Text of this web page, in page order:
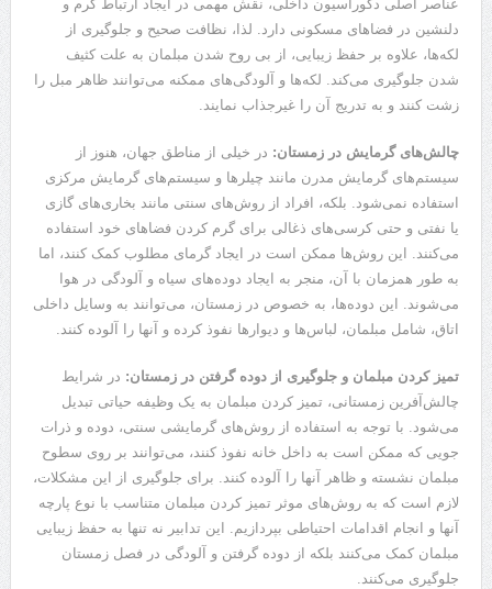
عناصر اصلی دکوراسیون داخلی، نقش مهمی در ایجاد ارتباط گرم و
دلنشین در فضاهای مسکونی دارد. لذا، نظافت صحیح و جلوگیری از
لکه‌ها، علاوه بر حفظ زیبایی، از بی روح شدن مبلمان به علت کثیف
شدن جلوگیری می‌کند. لکه‌ها و آلودگی‌های ممکنه می‌توانند ظاهر مبل را
زشت کنند و به تدریج آن را غیرجذاب نمایند.
چالش‌های گرمایش در زمستان: در خیلی از مناطق جهان، هنوز از
سیستم‌های گرمایش مدرن مانند چیلرها و سیستم‌های گرمایش مرکزی
استفاده نمی‌شود. بلکه، افراد از روش‌های سنتی مانند بخاری‌های گازی
یا نفتی و حتی کرسی‌های ذغالی برای گرم کردن فضاهای خود استفاده
می‌کنند. این روش‌ها ممکن است در ایجاد گرمای مطلوب کمک کنند، اما
به طور همزمان با آن، منجر به ایجاد دوده‌های سیاه و آلودگی در هوا
می‌شوند. این دوده‌ها، به خصوص در زمستان، می‌توانند به وسایل داخلی
اتاق، شامل مبلمان، لباس‌ها و دیوارها نفوذ کرده و آنها را آلوده کنند.
تمیز کردن مبلمان و جلوگیری از دوده گرفتن در زمستان: در شرایط
چالش‌آفرین زمستانی، تمیز کردن مبلمان به یک وظیفه حیاتی تبدیل
می‌شود. با توجه به استفاده از روش‌های گرمایشی سنتی، دوده و ذرات
جویی که ممکن است به داخل خانه نفوذ کنند، می‌توانند بر روی سطوح
مبلمان نشسته و ظاهر آنها را آلوده کنند. برای جلوگیری از این مشکلات،
لازم است که به روش‌های موثر تمیز کردن مبلمان متناسب با نوع پارچه
آنها و انجام اقدامات احتیاطی بپردازیم. این تدابیر نه تنها به حفظ زیبایی
مبلمان کمک می‌کنند بلکه از دوده گرفتن و آلودگی در فصل زمستان
جلوگیری می‌کنند.